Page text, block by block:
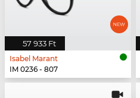
57 933 Ft
Isabel Marant
IM 0236 - 807